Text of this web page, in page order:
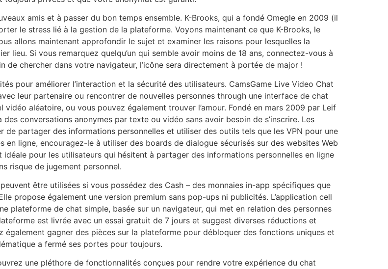
amis et à passer du bon temps ensemble. K-Brooks, qui a fondé Omegle en 2009 (il
le stress lié à la gestion de la plateforme. Voyons maintenant ce que K-Brooks, le
allons maintenant approfondir le sujet et examiner les raisons pour lesquelles la
lieu. Si vous remarquez quelqu’un qui semble avoir moins de 18 ans, connectez-vous à
de chercher dans votre navigateur, l’icône sera directement à portée de major !
pour améliorer l’interaction et la sécurité des utilisateurs. CamsGame Live Video Chat
leur partenaire ou rencontrer de nouvelles personnes through une interface de chat
aléatoire, ou vous pouvez également trouver l’amour. Fondé en mars 2009 par Leif
conversations anonymes par texte ou vidéo sans avoir besoin de s’inscrire. Les
partager des informations personnelles et utiliser des outils tels que les VPN pour une
ligne, encouragez-le à utiliser des boards de dialogue sécurisés sur des websites Web
pour les utilisateurs qui hésitent à partager des informations personnelles en ligne
risque de jugement personnel.
être utilisées si vous possédez des Cash – des monnaies in-app spécifiques que
propose également une version premium sans pop-ups ni publicités. L’application cell
plateforme de chat simple, basée sur un navigateur, qui met en relation des personnes
est livrée avec un essai gratuit de 7 jours et suggest diverses réductions et
gagner des pièces sur la plateforme pour débloquer des fonctions uniques et
a fermé ses portes pour toujours.
une pléthore de fonctionnalités conçues pour rendre votre expérience du chat